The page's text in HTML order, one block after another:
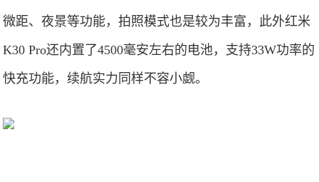
微距、夜景等功能，拍照模式也是较为丰富，此外红米
K30 Pro还内置了4500毫安左右的电池，支持33W功率的
快充功能，续航实力同样不容小觑。